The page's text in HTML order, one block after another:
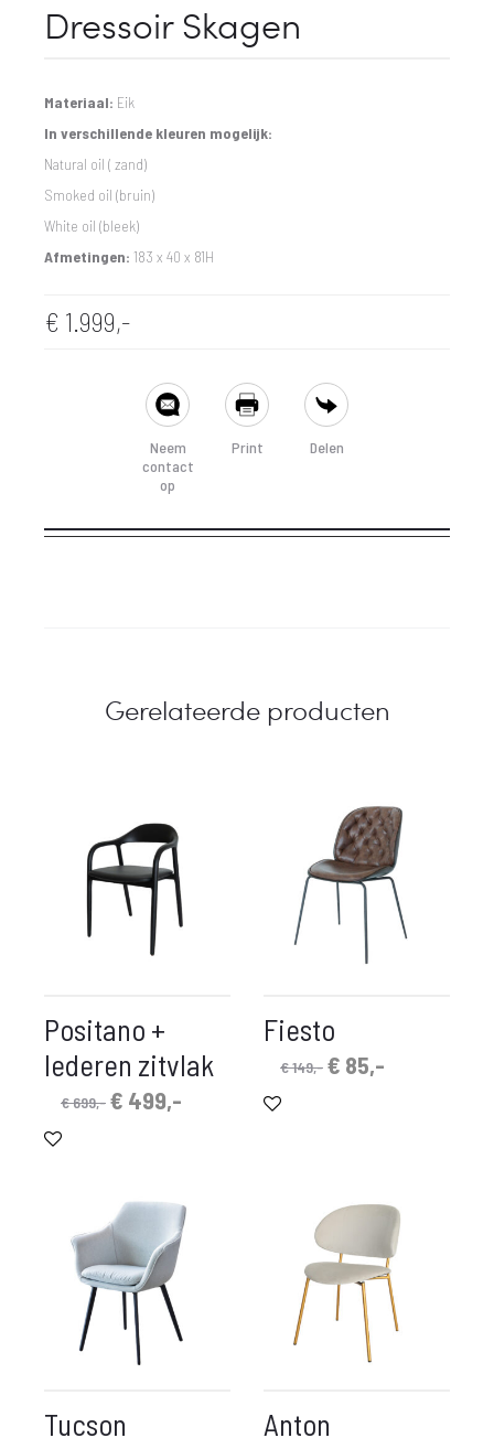
Dressoir Skagen
Materiaal: Eik
In verschillende kleuren mogelijk:
Natural oil ( zand)
Smoked oil (bruin)
White oil (bleek)
Afmetingen: 183 x 40 x 81H
€ 1.999,-
Neem
contact
op
Print Delen
Gerelateerde producten
Positano +
lederen zitvlak
€699,- Oorspronkelijke
€ 699,-.
€ 499,-
Fiesto
€149,- Oorspronkelijke
€ 85,-
Tucson Anton